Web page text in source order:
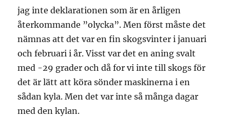
jag inte deklarationen som är en årligen
återkommande ”olycka”. Men först måste det
nämnas att det var en fin skogsvinter i januari
och februari i år. Visst var det en aning svalt
med -29 grader och då for vi inte till skogs för
det är lätt att köra sönder maskinerna i en
sådan kyla. Men det var inte så många dagar
med den kylan.